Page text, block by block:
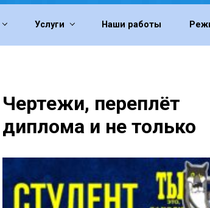
Услуги Наши работы
Чертежи, переплёт
диплома и не только